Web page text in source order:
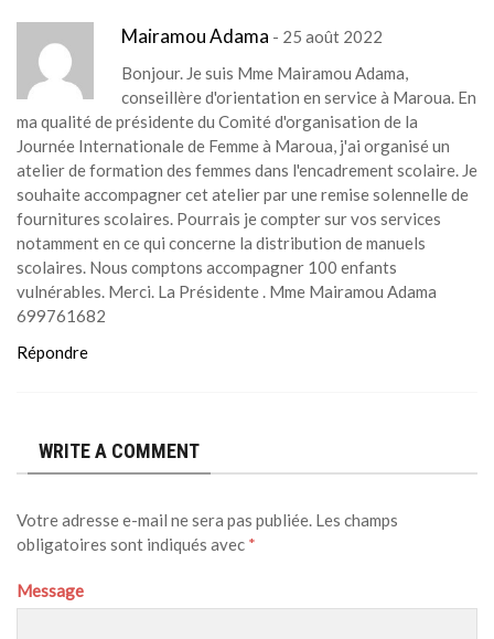
Mairamou Adama - 25 août 2022
Bonjour. Je suis Mme Mairamou Adama,
conseillère d'orientation en service à Maroua. En
ma qualité de présidente du Comité d'organisation de la
Journée Internationale de Femme à Maroua, j'ai organisé un
atelier de formation des femmes dans l'encadrement scolaire. Je
souhaite accompagner cet atelier par une remise solennelle de
fournitures scolaires. Pourrais je compter sur vos services
notamment en ce qui concerne la distribution de manuels
scolaires. Nous comptons accompagner 100 enfants
vulnérables. Merci. La Présidente . Mme Mairamou Adama
699761682
Répondre
WRITE A COMMENT
Votre adresse e-mail ne sera pas publiée. Les champs
obligatoires sont indiqués avec *
Message